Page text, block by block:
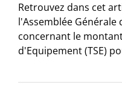
Retrouvez dans cet
l'Assemblée Générale
concernant le
d'Equipement (TSE)